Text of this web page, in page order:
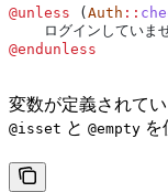
@unless ( Auth ::
ログインしていませ
@endunless
変数が定義されて
@isset と @empty を